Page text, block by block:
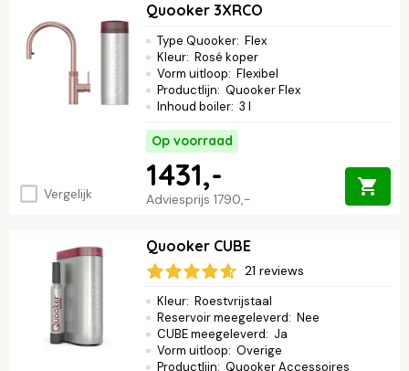
Vergelijk
Quooker 3XRCO
Type Quooker: Flex
Kleur: Rosé koper
Vorm uitloop: Flexibel
Productlijn: Quooker Flex
Inhoud boiler: 3 l
Op voorraad
Adviesprijs 1790,-
1431,-
Quooker CUBE
21 reviews
Kleur: Roestvrijstaal
Reservoir meegeleverd: Nee
CUBE meegeleverd: Ja
Vorm uitloop: Overige
Productlijn: Quooker Accessoires